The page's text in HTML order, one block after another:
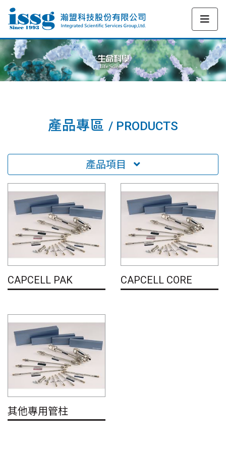
產品專區 / PRODUCTS
產品項目
CAPCELL PAK CAPCELL CORE
其他專用管柱